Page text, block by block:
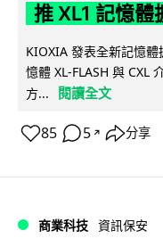
推 XL1 記憶體
KIOXIA 發表全新記憶
憶體 XL-FLASH 與 CXL
方...
閱讀全文
85 5 ↗ 分享
商業科技 資訊保安